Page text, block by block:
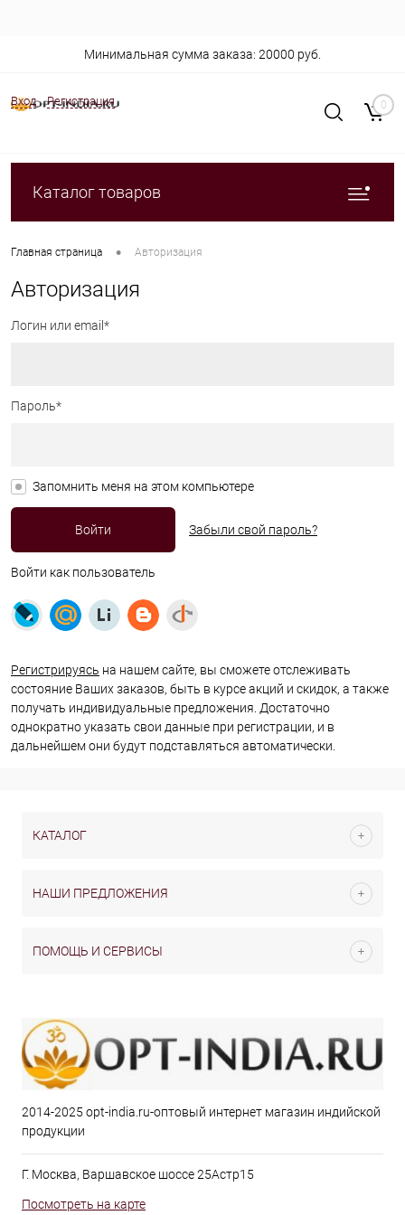
Вход Регистрация
Минимальная сумма заказа: 20000 руб.
0
Каталог товаров
Главная страница • Авторизация
Авторизация
Логин или email*
Пароль*
Запомнить меня на этом компьютере
Забыли свой пароль?
Войти как пользователь
Регистрируясь на нашем сайте, вы сможете отслеживать
состояние Ваших заказов, быть в курсе акций и скидок, а также
получать индивидуальные предложения. Достаточно
однократно указать свои данные при регистрации, и в
дальнейшем они будут подставляться автоматически.
КАТАЛОГ
НАШИ ПРЕДЛОЖЕНИЯ
ПОМОЩЬ И СЕРВИСЫ
2014-2025 opt-india.ru-оптовый интернет магазин индийской
продукции
Г. Москва, Варшавское шоссе 25Астр15
Посмотреть на карте